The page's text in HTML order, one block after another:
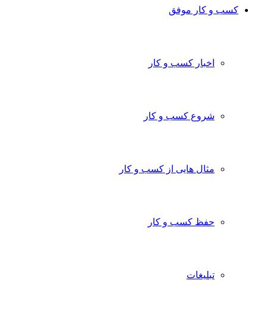
و کار موفق
اخبار کسب و کار
شروع کسب و کار
مثال هایی از کسب و کار
حفظ کسب و کار
تبلیغات